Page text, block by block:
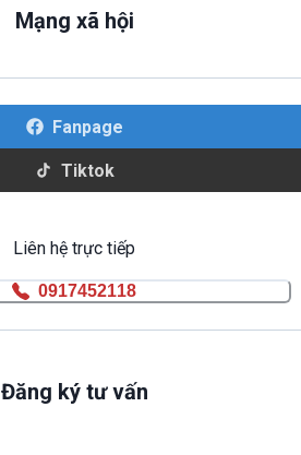
Mạng xã hội
Fanpage
Tiktok
Liên hệ trực tiếp
0917452118
Đăng ký tư vấn